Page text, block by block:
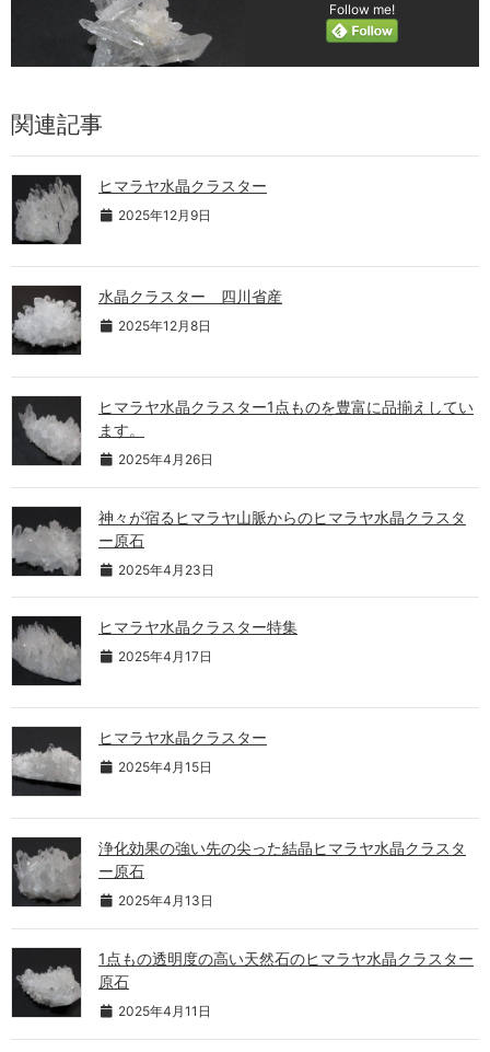
Follow me!
関連記事
ヒマラヤ水晶クラスター
2025年12月9日
水晶クラスター 四川省産
2025年12月8日
ヒマラヤ水晶クラスター1点ものを豊富に品揃えしてい
ます。
2025年4月26日
神々が宿るヒマラヤ山脈からのヒマラヤ水晶クラスタ
ー原石
2025年4月23日
ヒマラヤ水晶クラスター特集
2025年4月17日
ヒマラヤ水晶クラスター
2025年4月15日
浄化効果の強い先の尖った結晶ヒマラヤ水晶クラスタ
ー原石
2025年4月13日
1点もの透明度の高い天然石のヒマラヤ水晶クラスター
原石
2025年4月11日